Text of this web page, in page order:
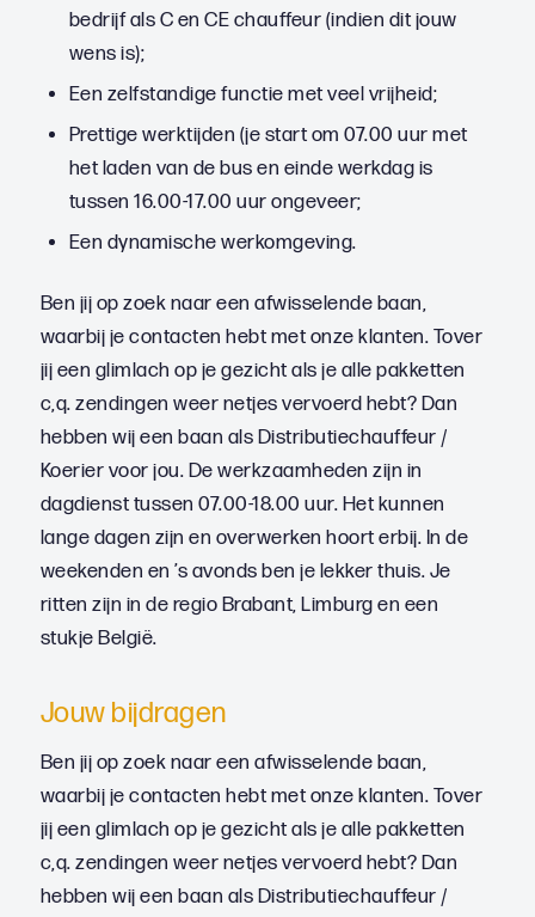
bedrijf als C en CE chauffeur (indien dit jouw
wens is);
Een zelfstandige functie met veel vrijheid;
Prettige werktijden (je start om 07.00 uur met
het laden van de bus en einde werkdag is
tussen 16.00-17.00 uur ongeveer;
Een dynamische werkomgeving.
Ben jij op zoek naar een afwisselende baan,
waarbij je contacten hebt met onze klanten. Tover
jij een glimlach op je gezicht als je alle pakketten
c,q. zendingen weer netjes vervoerd hebt? Dan
hebben wij een baan als Distributiechauffeur /
Koerier voor jou. De werkzaamheden zijn in
dagdienst tussen 07.00-18.00 uur. Het kunnen
lange dagen zijn en overwerken hoort erbij. In de
weekenden en ’s avonds ben je lekker thuis. Je
ritten zijn in de regio Brabant, Limburg en een
stukje België.
Jouw bijdragen
Ben jij op zoek naar een afwisselende baan,
waarbij je contacten hebt met onze klanten. Tover
jij een glimlach op je gezicht als je alle pakketten
c,q. zendingen weer netjes vervoerd hebt? Dan
hebben wij een baan als Distributiechauffeur /